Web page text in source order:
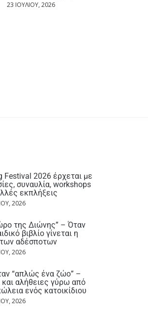
23 ΙΟΥΛΊΟΥ, 2026
Festival 2026 έρχεται με
συναυλία, workshops
εκπλήξεις
2026
της Διώνης” – Όταν
βιβλίο γίνεται η
αδέσποτων
2026
“απλώς ένα ζώο” –
αλήθειες γύρω από
ενός κατοικίδιου
2026